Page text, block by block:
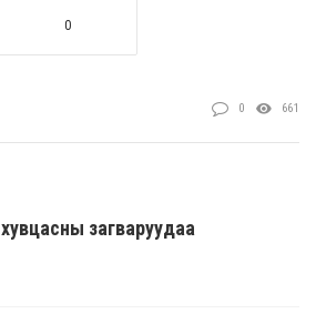
0
0 661
загваруудаа